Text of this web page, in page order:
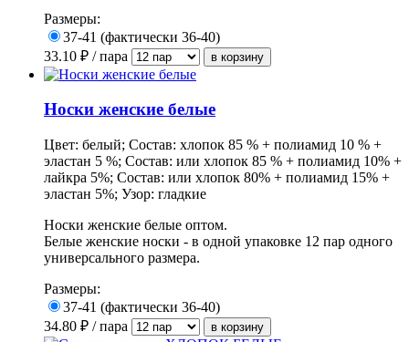
Размеры:
37-41 (фактически 36-40)
33.10 ₽ / пара
Носки женские белые
Цвет: белый; Состав: хлопок 85 % + полиамид 10 % +
эластан 5 %; Состав: или хлопок 85 % + полиамид 10% +
лайкра 5%; Состав: или хлопок 80% + полиамид 15% +
эластан 5%; Узор: гладкие
Носки женские белые оптом.
Белые женские носки - в одной упаковке 12 пар одного
универсального размера.
Размеры:
37-41 (фактически 36-40)
34.80 ₽ / пара